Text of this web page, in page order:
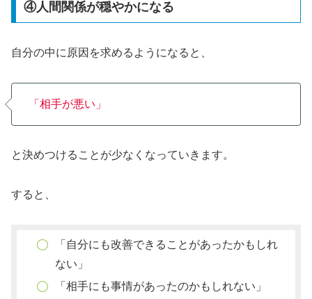
④人間関係が穏やかになる
自分の中に原因を求めるようになると、
「相手が悪い」
と決めつけることが少なくなっていきます。
すると、
「自分にも改善できることがあったかもしれ
ない」
「相手にも事情があったのかもしれない」